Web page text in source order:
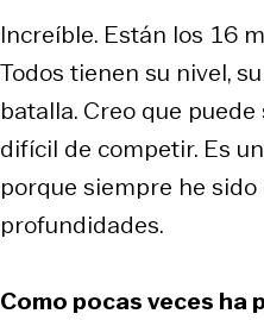
Increíble. Están los 16
Todos tienen su nivel,
batalla. Creo que
difícil de competir. Es
porque siempre he sido
profundidades.
Como pocas veces ha